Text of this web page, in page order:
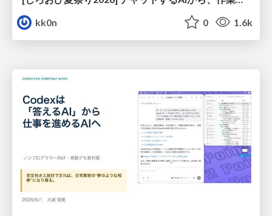
kk0n
0 1.6k